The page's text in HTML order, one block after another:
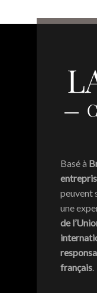
Basé à
peuvent
une
de
français.